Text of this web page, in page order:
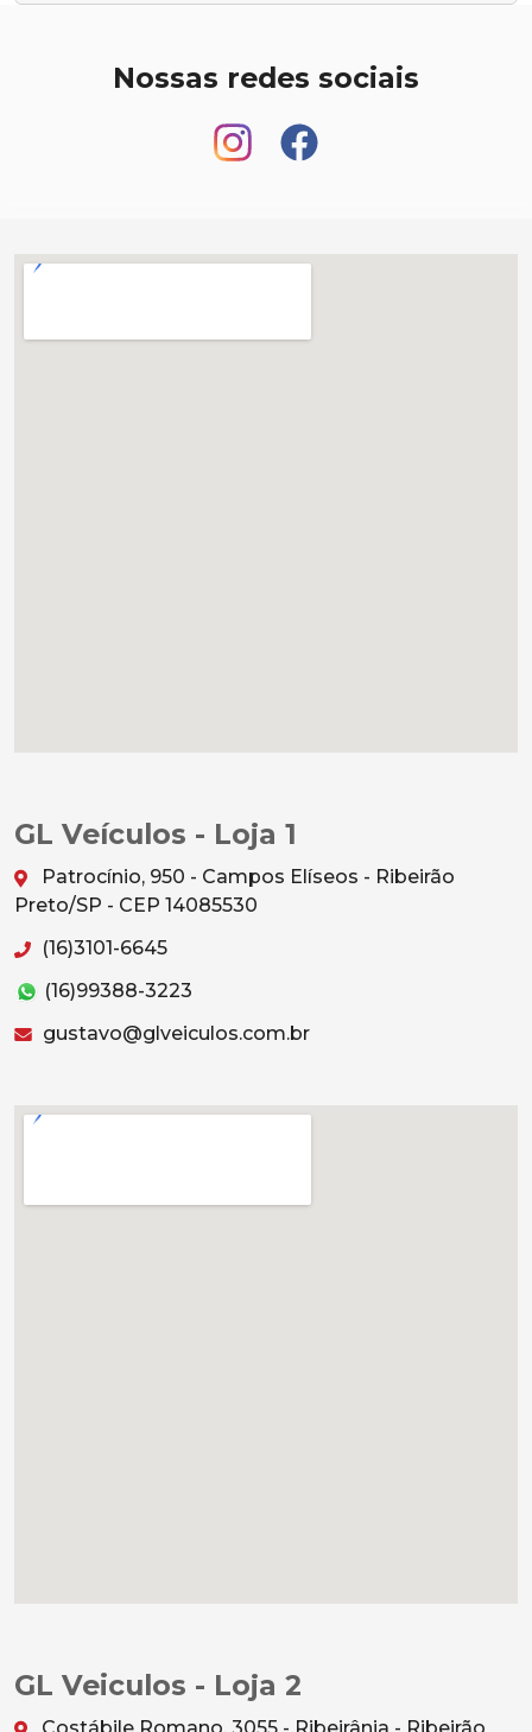
Nossas redes sociais
GL Veículos - Loja 1
Patrocínio, 950 - Campos Elíseos - Ribeirão
Preto/SP - CEP 14085530
(16)3101-6645
(16)99388-3223
gustavo@glveiculos.com.br
GL Veiculos - Loja 2